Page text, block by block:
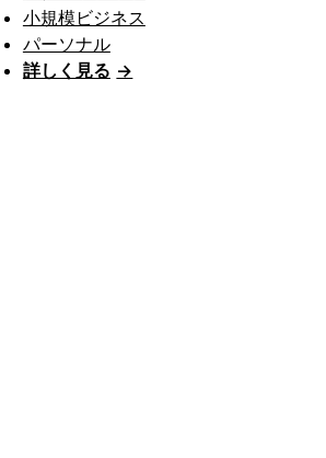
小規模ビジネス
パーソナル
詳しく見る →